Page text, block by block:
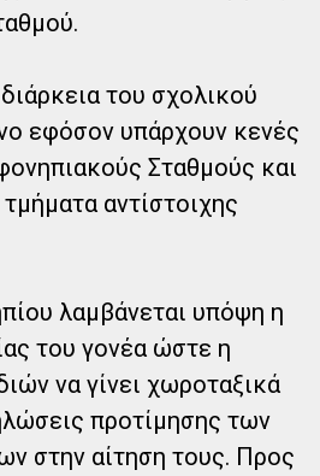
του σχολικού
εφόσον υπάρχουν κενές
Σταθμούς και
αντίστοιχης
λαμβάνεται υπόψη η
του γονέα ώστε η
να γίνει χωροταξικά
προτίμησης των
στην αίτηση τους. Προς